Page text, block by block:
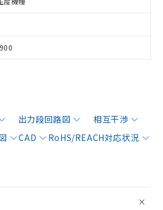
出力段回路図
相互干渉
CAD
RoHS/REACH対応状況